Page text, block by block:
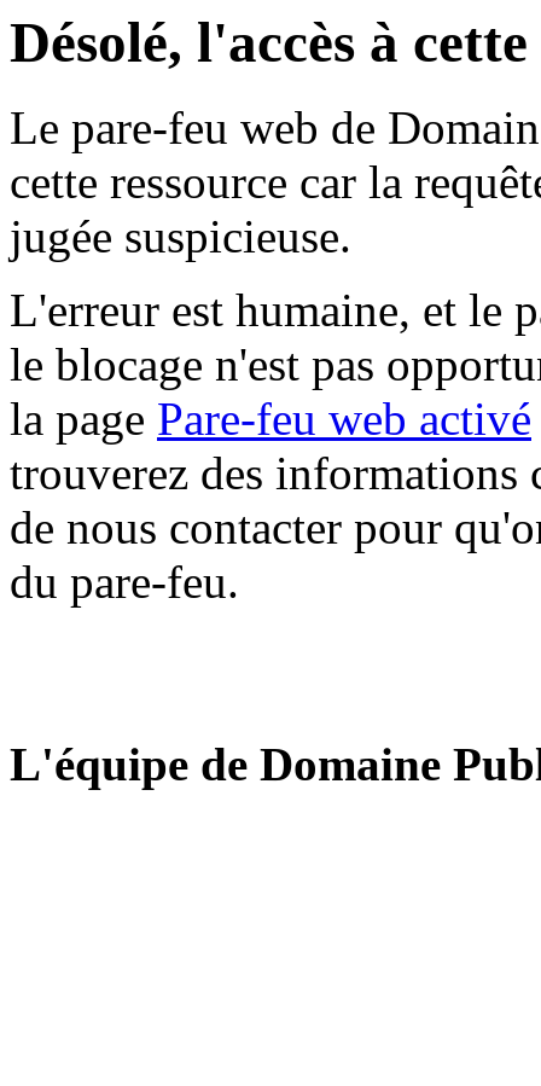
Désolé, l'accès à
Le pare-feu web de
cette ressource car la
jugée suspicieuse.
L'erreur est humaine, et le
le blocage n'est pas
la page Pare-feu web activé
trouverez des informations
de nous contacter pour
du pare-feu.
L'équipe de Domaine